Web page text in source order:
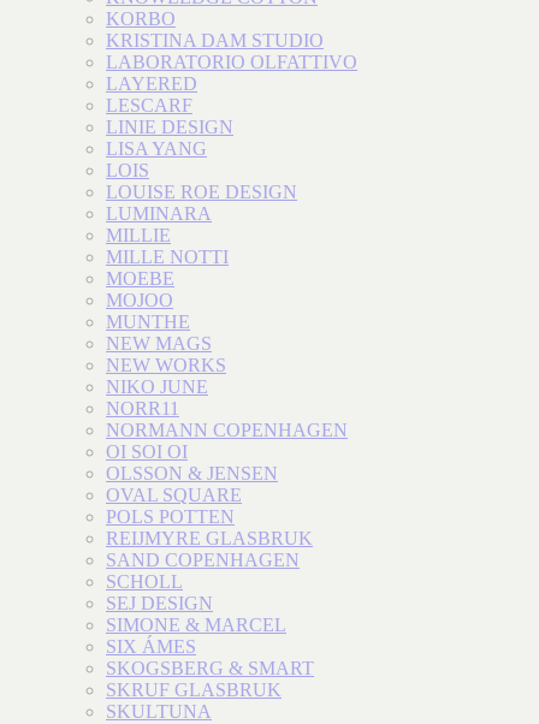
KORBO
KRISTINA DAM STUDIO
LABORATORIO OLFATTIVO
LAYERED
LESCARF
LINIE DESIGN
LISA YANG
LOIS
LOUISE ROE DESIGN
LUMINARA
MILLIE
MILLE NOTTI
MOEBE
MOJOO
MUNTHE
NEW MAGS
NEW WORKS
NIKO JUNE
NORR11
NORMANN COPENHAGEN
OI SOI OI
OLSSON & JENSEN
OVAL SQUARE
POLS POTTEN
REIJMYRE GLASBRUK
SAND COPENHAGEN
SCHOLL
SEJ DESIGN
SIMONE & MARCEL
SIX ÁMES
SKOGSBERG & SMART
SKRUF GLASBRUK
SKULTUNA